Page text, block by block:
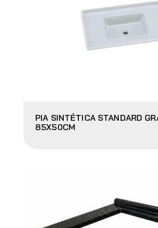
PIA SINTÉTICA STANDARD
85X50CM